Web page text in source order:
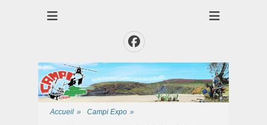
Club CAMPI
Facebook
Accueil » Campi Expo »